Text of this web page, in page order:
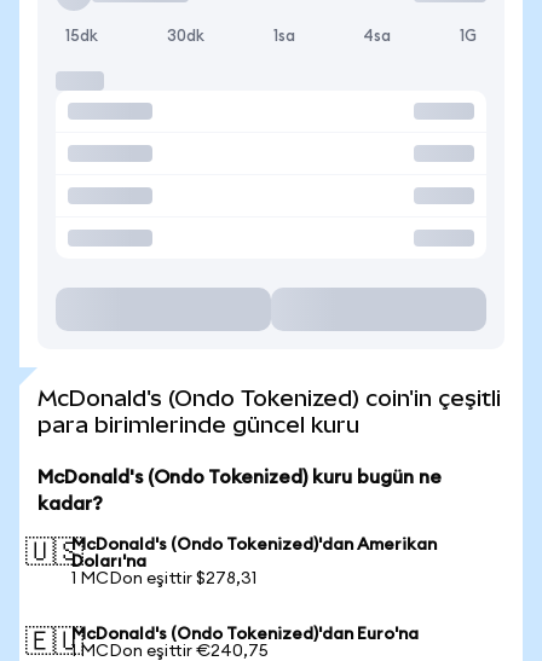
15dk 30dk 1sa 4sa 1G
McDonald's (Ondo Tokenized) coin'in çeşitli
para birimlerinde güncel kuru
McDonald's (Ondo Tokenized) kuru bugün ne
kadar?
🇺🇸McDonald's (Ondo Tokenized)'dan Amerikan
Doları'na
1 MCDon eşittir $278,31
🇪🇺McDonald's (Ondo Tokenized)'dan Euro'na
1 MCDon eşittir €240,75